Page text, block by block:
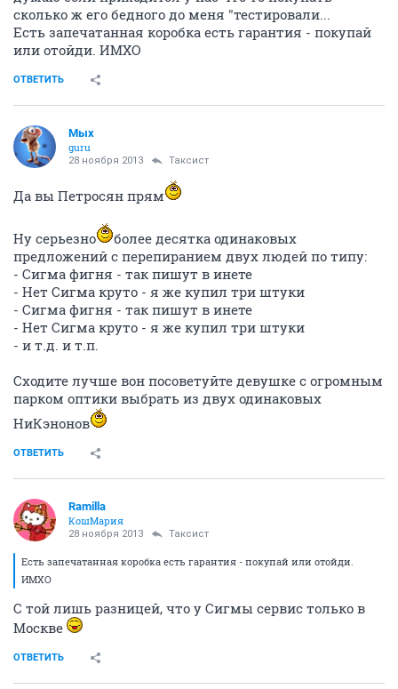
сколько ж его бедного до меня "тестировали...
Есть запечатанная коробка есть гарантия - покупай
или отойди. ИМХО
ОТВЕТИТЬ
Мых
guru
28 ноября 2013 Таксист
Да вы Петросян прям
Ну серьезно
более десятка одинаковых
предложений с перепиранием двух людей по типу:
- Сигма фигня - так пишут в инете
- Нет Сигма круто - я же купил три штуки
- Сигма фигня - так пишут в инете
- Нет Сигма круто - я же купил три штуки
- и т.д. и т.п.
Сходите лучше вон посоветуйте девушке с огромным
парком оптики выбрать из двух одинаковых
НиКэнонов
ОТВЕТИТЬ
Ramilla
КошМария
28 ноября 2013 Таксист
Есть запечатанная коробка есть гарантия - покупай или отойди.
ИМХО
С той лишь разницей, что у Сигмы сервис только в
Москве
ОТВЕТИТЬ